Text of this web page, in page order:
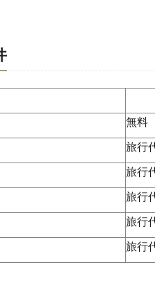
無料
旅行
旅行
旅行
旅行
旅行